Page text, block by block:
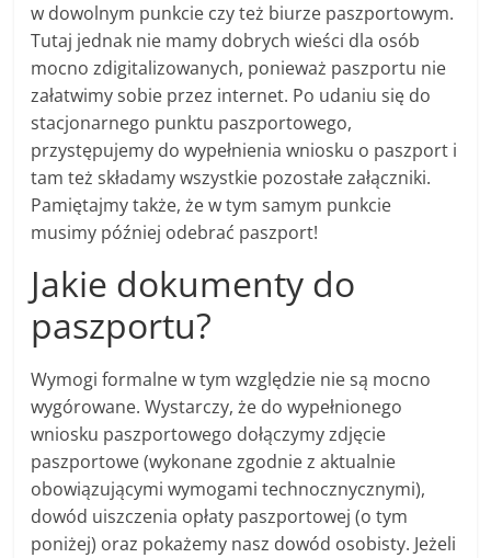
w dowolnym punkcie czy też biurze paszportowym.
Tutaj jednak nie mamy dobrych wieści dla osób
mocno zdigitalizowanych, ponieważ paszportu nie
załatwimy sobie przez internet. Po udaniu się do
stacjonarnego punktu paszportowego,
przystępujemy do wypełnienia wniosku o paszport i
tam też składamy wszystkie pozostałe załączniki.
Pamiętajmy także, że w tym samym punkcie
musimy później odebrać paszport!
Jakie dokumenty do
paszportu?
Wymogi formalne w tym względzie nie są mocno
wygórowane. Wystarczy, że do wypełnionego
wniosku paszportowego dołączymy zdjęcie
paszportowe (wykonane zgodnie z aktualnie
obowiązującymi wymogami technocznycznymi),
dowód uiszczenia opłaty paszportowej (o tym
poniżej) oraz pokażemy nasz dowód osobisty. Jeżeli